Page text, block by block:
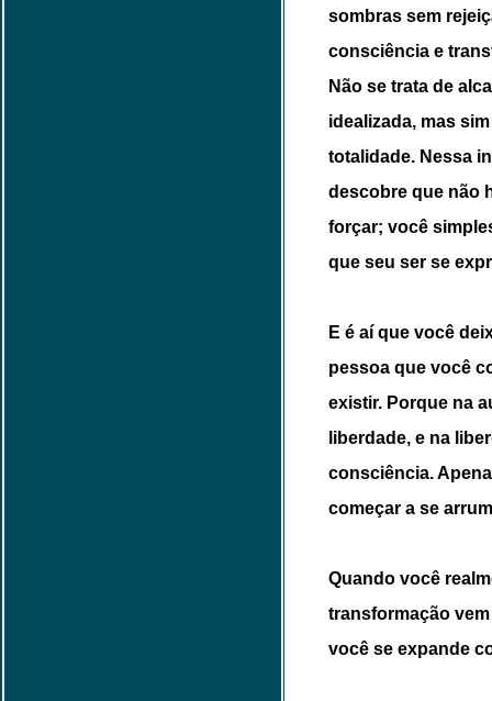
sombras sem
consciência e
Não se trata de
idealizada, mas
totalidade. Nessa
descobre que não
forçar; você
que seu ser se
E é aí que você
pessoa que você
existir. Porque na
liberdade, e na
consciência.
começar a se
Quando você
transformação
você se expande